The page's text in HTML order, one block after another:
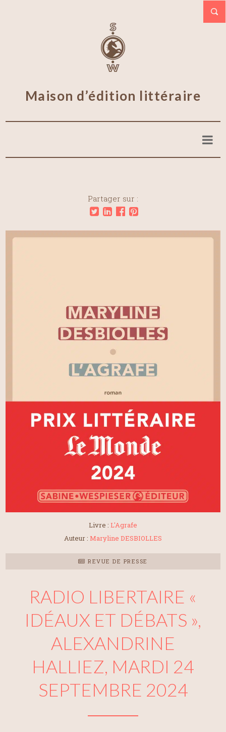
Maison d’édition littéraire
Partager sur :
Livre : L'Agrafe
Auteur : Maryline DESBIOLLES
REVUE DE PRESSE
RADIO LIBERTAIRE «
IDÉAUX ET DÉBATS »,
ALEXANDRINE
HALLIEZ, MARDI 24
SEPTEMBRE 2024